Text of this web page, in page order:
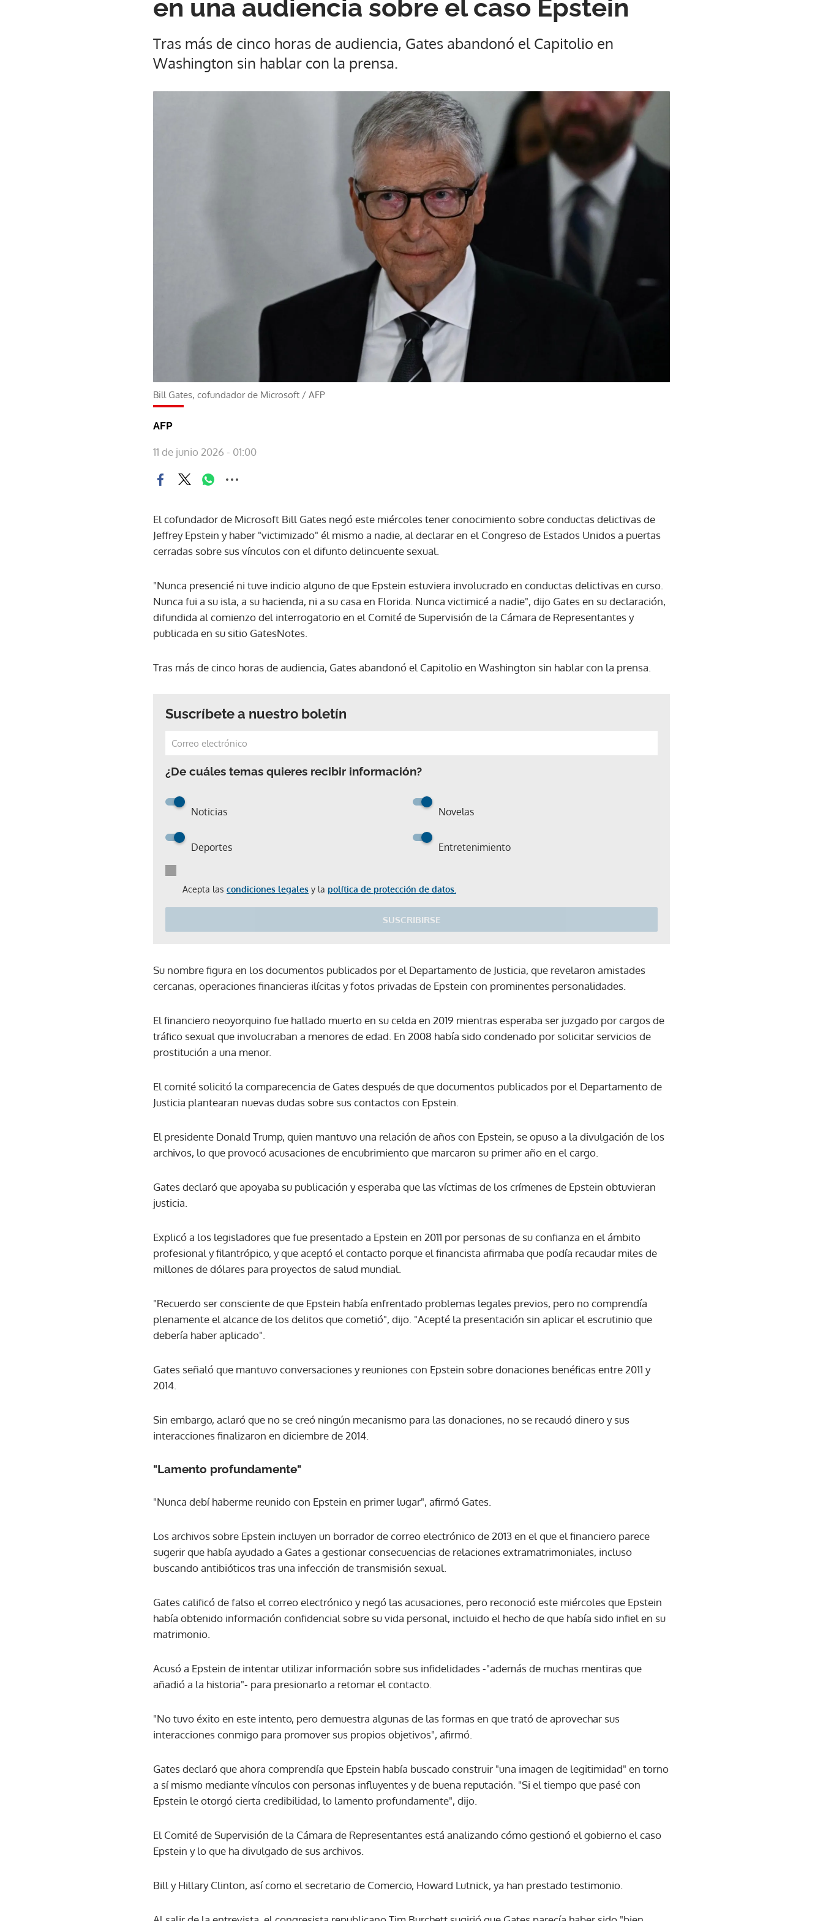
en una audiencia sobre el caso Epstein
Tras más de cinco horas de audiencia, Gates abandonó el Capitolio en
Washington sin hablar con la prensa.
Bill Gates, cofundador de Microsoft / AFP
AFP
11 de junio 2026 - 01:00
El cofundador de Microsoft Bill Gates negó este miércoles tener conocimiento sobre conductas delictivas de
Jeffrey Epstein y haber "victimizado" él mismo a nadie, al declarar en el Congreso de Estados Unidos a puertas
cerradas sobre sus vínculos con el difunto delincuente sexual.
"Nunca presencié ni tuve indicio alguno de que Epstein estuviera involucrado en conductas delictivas en curso.
Nunca fui a su isla, a su hacienda, ni a su casa en Florida. Nunca victimicé a nadie", dijo Gates en su declaración,
difundida al comienzo del interrogatorio en el Comité de Supervisión de la Cámara de Representantes y
publicada en su sitio GatesNotes.
Tras más de cinco horas de audiencia, Gates abandonó el Capitolio en Washington sin hablar con la prensa.
Suscríbete a nuestro boletín
¿De cuáles temas quieres recibir información?
Noticias Novelas
Deportes Entretenimiento
Acepta las condiciones legales y la política de protección de datos.
SUSCRIBIRSE
Gracias por suscribirte a nuestro boletín.
ACEPTAR
Su nombre figura en los documentos publicados por el Departamento de Justicia, que revelaron amistades
cercanas, operaciones financieras ilícitas y fotos privadas de Epstein con prominentes personalidades.
El financiero neoyorquino fue hallado muerto en su celda en 2019 mientras esperaba ser juzgado por cargos de
tráfico sexual que involucraban a menores de edad. En 2008 había sido condenado por solicitar servicios de
prostitución a una menor.
El comité solicitó la comparecencia de Gates después de que documentos publicados por el Departamento de
Justicia plantearan nuevas dudas sobre sus contactos con Epstein.
El presidente Donald Trump, quien mantuvo una relación de años con Epstein, se opuso a la divulgación de los
archivos, lo que provocó acusaciones de encubrimiento que marcaron su primer año en el cargo.
Gates declaró que apoyaba su publicación y esperaba que las víctimas de los crímenes de Epstein obtuvieran
justicia.
Explicó a los legisladores que fue presentado a Epstein en 2011 por personas de su confianza en el ámbito
profesional y filantrópico, y que aceptó el contacto porque el financista afirmaba que podía recaudar miles de
millones de dólares para proyectos de salud mundial.
"Recuerdo ser consciente de que Epstein había enfrentado problemas legales previos, pero no comprendía
plenamente el alcance de los delitos que cometió", dijo. "Acepté la presentación sin aplicar el escrutinio que
debería haber aplicado".
Gates señaló que mantuvo conversaciones y reuniones con Epstein sobre donaciones benéficas entre 2011 y
2014.
Sin embargo, aclaró que no se creó ningún mecanismo para las donaciones, no se recaudó dinero y sus
interacciones finalizaron en diciembre de 2014.
"Lamento profundamente"
"Nunca debí haberme reunido con Epstein en primer lugar", afirmó Gates.
Los archivos sobre Epstein incluyen un borrador de correo electrónico de 2013 en el que el financiero parece
sugerir que había ayudado a Gates a gestionar consecuencias de relaciones extramatrimoniales, incluso
buscando antibióticos tras una infección de transmisión sexual.
Gates calificó de falso el correo electrónico y negó las acusaciones, pero reconoció este miércoles que Epstein
había obtenido información confidencial sobre su vida personal, incluido el hecho de que había sido infiel en su
matrimonio.
Acusó a Epstein de intentar utilizar información sobre sus infidelidades -"además de muchas mentiras que
añadió a la historia"- para presionarlo a retomar el contacto.
"No tuvo éxito en este intento, pero demuestra algunas de las formas en que trató de aprovechar sus
interacciones conmigo para promover sus propios objetivos", afirmó.
Gates declaró que ahora comprendía que Epstein había buscado construir "una imagen de legitimidad" en torno
a sí mismo mediante vínculos con personas influyentes y de buena reputación. "Si el tiempo que pasé con
Epstein le otorgó cierta credibilidad, lo lamento profundamente", dijo.
El Comité de Supervisión de la Cámara de Representantes está analizando cómo gestionó el gobierno el caso
Epstein y lo que ha divulgado de sus archivos.
Bill y Hillary Clinton, así como el secretario de Comercio, Howard Lutnick, ya han prestado testimonio.